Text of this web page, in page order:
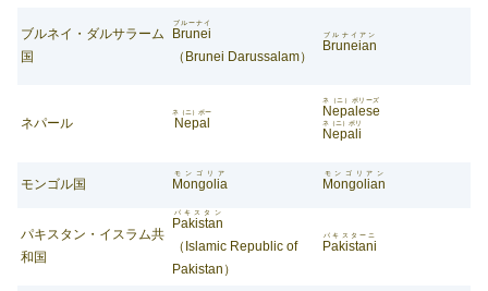
ブルネイ・ダルサラーム
国
Brunei
ブルーナイ
（Brunei Darussalam）
Bruneian
ブルナイアン
ネパール Nepal
ネ（ニ）ポー Nepalese
ネ（ニ）ポリーズ
Nepali
ネ（ニ）ポリ
モンゴル国 Mongolia
モンゴリア
Mongolian
モンゴリアン
パキスタン・イスラム共
和国
Pakistan
パキスタン
（Islamic Republic of
Pakistan）
Pakistani
パキスターニ